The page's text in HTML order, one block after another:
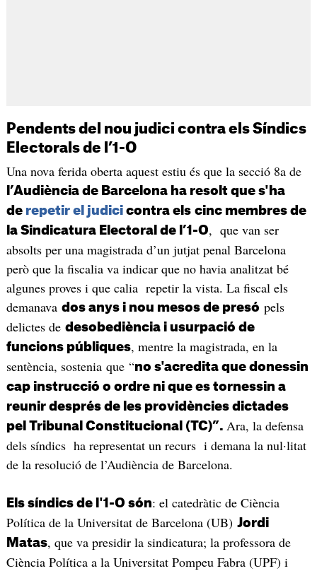
Pendents del nou judici contra els Síndics
Electorals de l’1-O
Una nova ferida oberta aquest estiu és que la secció 8a de
l’Audiència de Barcelona ha resolt que s'ha
de repetir el judicicontra els cinc membres de
la Sindicatura Electoral de l’1-O, que van ser
absolts per una magistrada d’un jutjat penal Barcelona
però que la fiscalia va indicar que no havia analitzat bé
algunes proves i que calia repetir la vista. La fiscal els
demanava dos anys i nou mesos de presó pels
delictes de desobediència i usurpació de
funcions públiques, mentre la magistrada, en la
sentència, sostenia que “no s'acredita que donessin
cap instrucció o ordre ni que es tornessin a
reunir després de les providències dictades
pel Tribunal Constitucional (TC)”. Ara, la defensa
dels síndics ha representat un recurs i demana la nul·litat
de la resolució de l’Audiència de Barcelona.
Els síndics de l'1-O són: el catedràtic de Ciència
Política de la Universitat de Barcelona (UB) Jordi
Matas, que va presidir la sindicatura; la professora de
Ciència Política a la Universitat Pompeu Fabra (UPF) i